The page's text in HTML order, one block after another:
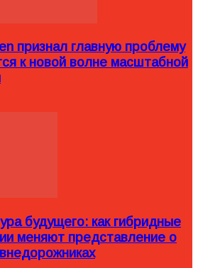
признал главную проблему
к новой волне масштабной
будущего: как гибридные
меняют представление о